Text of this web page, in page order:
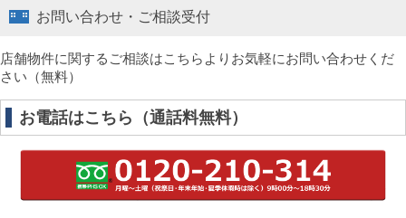
お問い合わせ・ご相談受付
店舗物件に関するご相談はこちらよりお気軽にお問い合わせくだ
さい（無料）
お電話はこちら（通話料無料）